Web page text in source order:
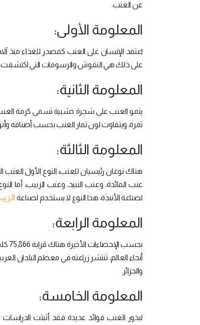
عن العنب.
المعلومة الأولى:
اعتمد الإنسان على العنب كمصدر للغذاء منذ
على ذلك هي النقوش والرسومات التي اكتشفت في
المعلومة الثانية:
ينمو العنب على شجرة خشبية تسمى كرمة
ثمرة، ويتفاوت لون ثمار العنب بحسب أصنافه
المعلومة الثالثة:
هناك نوعان رئيسيان للعنب، النوع الأول
عنب المائدة، وعنب النبيذ، وعنب الزبيب، أما
لصناعة الأنبذة، هذا النوع لا يستخدم لصناعة
المعلومة الرابعة:
أنحاء العالم، تنتشر زراعته في معظم البلدان
والجزائر.
المعلومة الخامسة:
لبذور العنب فوائد عديدة فقد أثبتت الدراسات